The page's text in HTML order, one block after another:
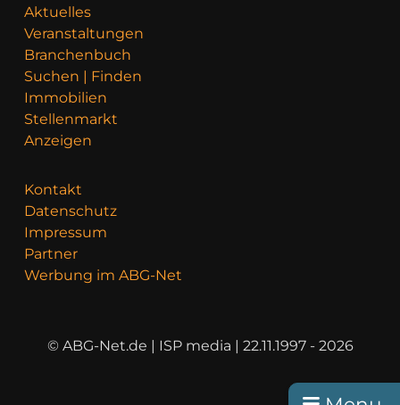
Aktuelles
Veranstaltungen
Branchenbuch
Suchen | Finden
Immobilien
Stellenmarkt
Anzeigen
Kontakt
Datenschutz
Impressum
Partner
Werbung im ABG-Net
© ABG-Net.de | ISP media | 22.11.1997 - 2026